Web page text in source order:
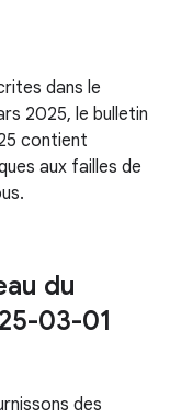
dans le
2025, le bulletin
contient
aux failles de
du
03-01
des